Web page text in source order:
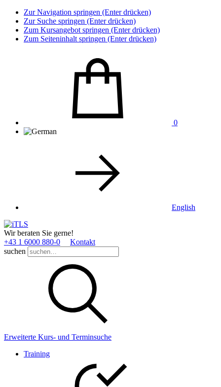
Zur Navigation springen (Enter drücken)
Zur Suche springen (Enter drücken)
Zum Kursangebot springen (Enter drücken)
Zum Seiteninhalt springen (Enter drücken)
0
English
Wir beraten Sie gerne!
+43 1 6000 880­-0
Kontakt
suchen
Erweiterte Kurs- und Terminsuche
Training